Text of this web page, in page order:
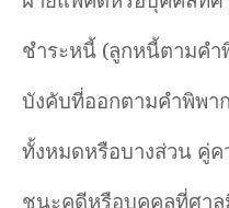
ชำระหนี้ (ลูกหนี้ตามค
บังคับที่ออกตามคำพิพา
ทั้งหมดหรือบางส่วน คู่
ชนะคดีหรือบุคคลที่ศาล